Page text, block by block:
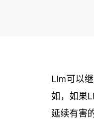
Llm可以
如，如果
延续有害